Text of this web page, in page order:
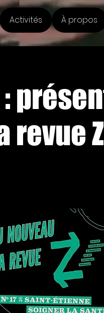
Activités À propos
revue Z